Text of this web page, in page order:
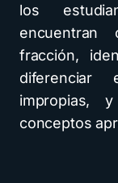
los
encuentran
fracción,
diferenciar
impropias,
conceptos